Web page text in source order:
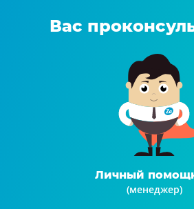
Вас
Личный
(менеджер)